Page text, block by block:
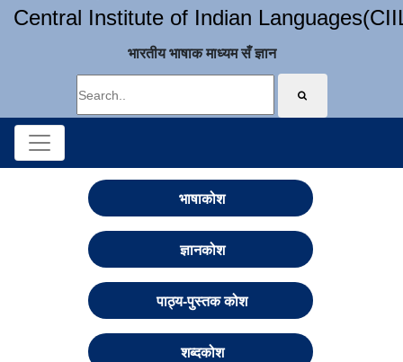
Central Institute of Indian
भारतीय भाषाक माध्यम सँ ज्ञान
भाषाकोश
ज्ञानकोश
पाठ्य-पुस्तक कोश
शब्दकोश